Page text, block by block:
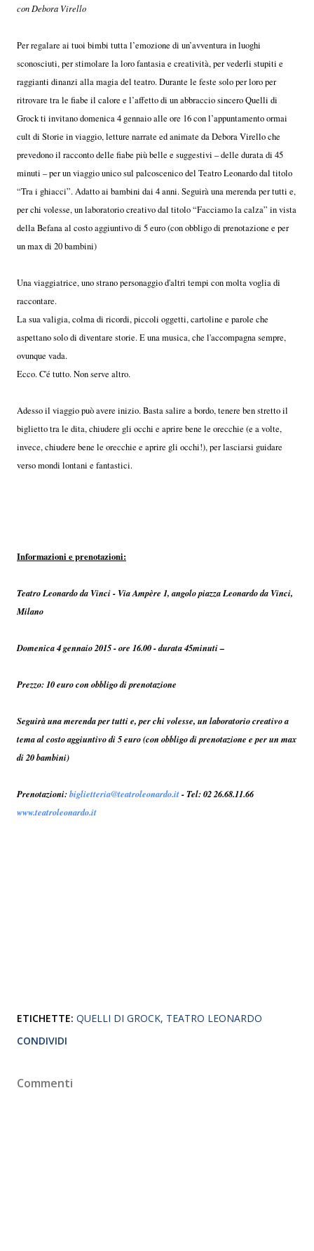
con Debora Virello
Per regalare ai tuoi bimbi tutta l’emozione di un’avventura in luoghi
sconosciuti, per stimolare la loro fantasia e creatività, per vederli stupiti e
raggianti dinanzi alla magia del teatro. Durante le feste solo per loro per
ritrovare tra le fiabe il calore e l’affetto di un abbraccio sincero Quelli di
Grock ti invitano domenica 4 gennaio alle ore 16 con l’appuntamento ormai
cult di Storie in viaggio, letture narrate ed animate da Debora Virello che
prevedono il racconto delle fiabe più belle e suggestivi – delle durata di 45
minuti – per un viaggio unico sul palcoscenico del Teatro Leonardo dal titolo
“Tra i ghiacci”. Adatto ai bambini dai 4 anni. Seguirà una merenda per tutti e,
per chi volesse, un laboratorio creativo dal titolo “Facciamo la calza” in vista
della Befana al costo aggiuntivo di 5 euro (con obbligo di prenotazione e per
un max di 20 bambini)
Una viaggiatrice, uno strano personaggio d'altri tempi con molta voglia di
raccontare.
La sua valigia, colma di ricordi, piccoli oggetti, cartoline e parole che
aspettano solo di diventare storie. E una musica, che l'accompagna sempre,
ovunque vada.
Ecco. C'é tutto. Non serve altro.
Adesso il viaggio può avere inizio. Basta salire a bordo, tenere ben stretto il
biglietto tra le dita, chiudere gli occhi e aprire bene le orecchie (e a volte,
invece, chiudere bene le orecchie e aprire gli occhi!), per lasciarsi guidare
verso mondi lontani e fantastici.
Informazioni e prenotazioni:
Teatro Leonardo da Vinci - Via Ampère 1, angolo piazza Leonardo da Vinci,
Milano
Domenica 4 gennaio 2015 - ore 16.00 - durata 45minuti –
Prezzo: 10 euro con obbligo di prenotazione
Seguirà una merenda per tutti e, per chi volesse, un laboratorio creativo a
tema al costo aggiuntivo di 5 euro (con obbligo di prenotazione e per un max
di 20 bambini)
Prenotazioni:biglietteria@teatroleonardo.it- Tel: 02 26.68.11.66
www.teatroleonardo.it
ETICHETTE: QUELLI DI GROCK TEATRO LEONARDO
CONDIVIDI
Commenti